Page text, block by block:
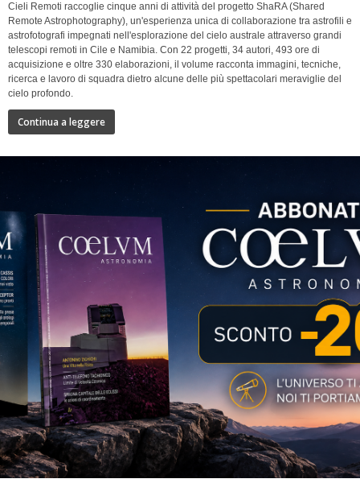
Cieli Remoti raccoglie cinque anni di attività del progetto ShaRA (Shared
Remote Astrophotography), un'esperienza unica di collaborazione tra astrofili e
astrofotografi impegnati nell'esplorazione del cielo australe attraverso grandi
telescopi remoti in Cile e Namibia. Con 22 progetti, 34 autori, 493 ore di
acquisizione e oltre 330 elaborazioni, il volume racconta immagini, tecniche,
ricerca e lavoro di squadra dietro alcune delle più spettacolari meraviglie del
cielo profondo.
Continua a leggere